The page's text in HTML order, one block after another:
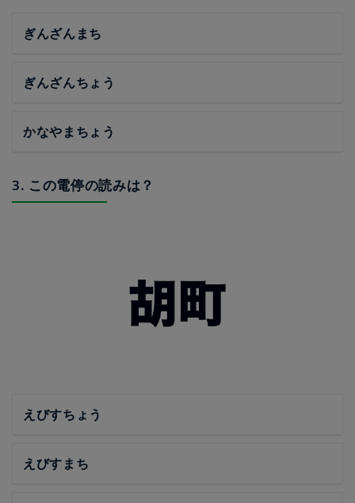
ぎんざんまち
ぎんざんちょう
かなやまちょう
3. この電停の読みは？
えびすちょう
えびすまち